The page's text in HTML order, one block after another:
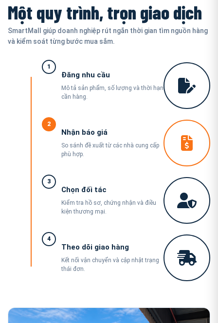
Một quy trình, trọn giao dịch
SmartMall giúp doanh nghiệp rút ngắn thời gian tìm nguồn hàng
và kiểm soát từng bước mua sắm.
1
Đăng nhu cầu
Mô tả sản phẩm, số lượng và thời hạn
cần hàng.
2
Nhận báo giá
So sánh đề xuất từ các nhà cung cấp
phù hợp.
3
Chọn đối tác
Kiểm tra hồ sơ, chứng nhận và điều
kiện thương mại.
4
Theo dõi giao hàng
Kết nối vận chuyển và cập nhật trạng
thái đơn.